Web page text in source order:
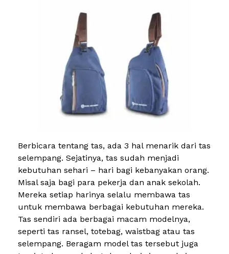
Berbicara tentang tas, ada 3 hal menarik dari tas
selempang. Sejatinya, tas sudah menjadi
kebutuhan sehari – hari bagi kebanyakan orang.
Misal saja bagi para pekerja dan anak sekolah.
Mereka setiap harinya selalu membawa tas
untuk membawa berbagai kebutuhan mereka.
Tas sendiri ada berbagai macam modelnya,
seperti tas ransel, totebag, waistbag atau tas
selempang. Beragam model tas tersebut juga